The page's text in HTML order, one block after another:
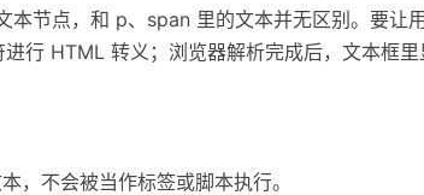
节点，和 p、span 里的文本并无区别。要让
行 HTML 转义；浏览器解析完成后，文本框里
不会被当作标签或脚本执行。